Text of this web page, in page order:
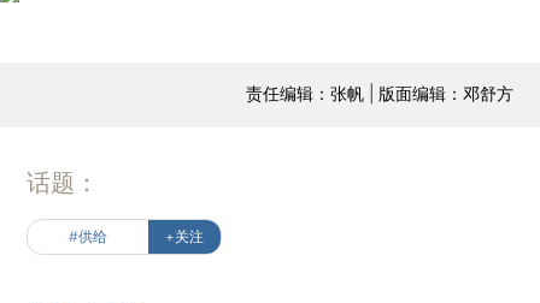
责任编辑：张帆 | 版面编辑：邓舒方
话题：
#供给 +关注